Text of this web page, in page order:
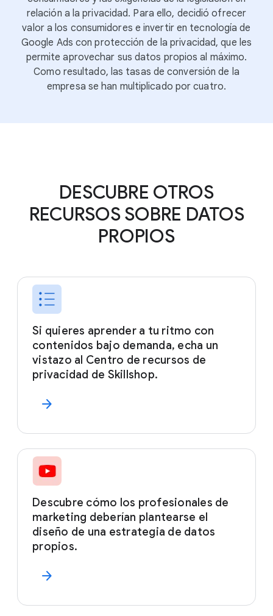
relación a la privacidad. Para ello, decidió ofrecer
valor a los consumidores e invertir en tecnología de
Google Ads con protección de la privacidad, que les
permite aprovechar sus datos propios al máximo.
Como resultado, las tasas de conversión de la
empresa se han multiplicado por cuatro.
DESCUBRE OTROS
RECURSOS SOBRE DATOS
PROPIOS
Si quieres aprender a tu ritmo con
contenidos bajo demanda, echa un
vistazo al Centro de recursos de
privacidad de Skillshop.
arrow_forward
Descubre cómo los profesionales de
marketing deberían plantearse el
diseño de una estrategia de datos
propios.
arrow_forward